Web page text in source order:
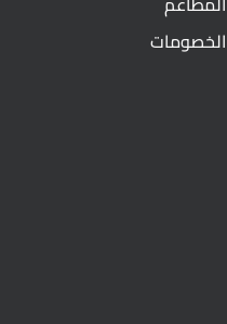
الخصومات